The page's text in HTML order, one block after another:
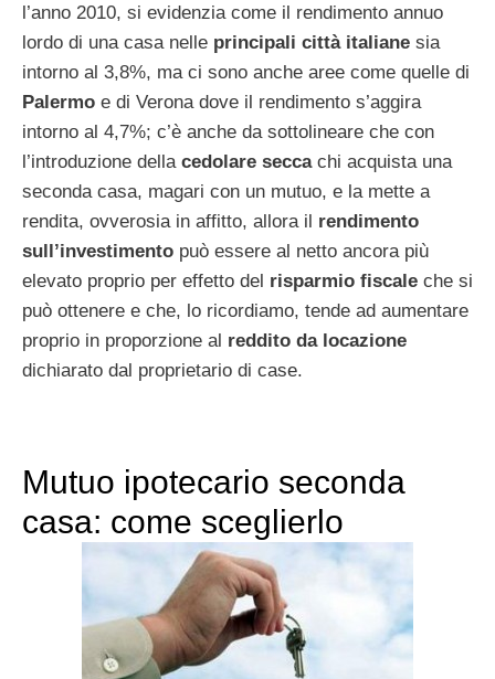
l’anno 2010, si evidenzia come il rendimento annuo
lordo di una casa nelle principali città italiane sia
intorno al 3,8%, ma ci sono anche aree come quelle di
Palermo e di Verona dove il rendimento s’aggira
intorno al 4,7%; c’è anche da sottolineare che con
l’introduzione della cedolare seccachi acquista una
seconda casa, magari con un mutuo, e la mette a
rendita, ovverosia in affitto, allora il rendimento
sull’investimento può essere al netto ancora più
elevato proprio per effetto del risparmio fiscale che si
può ottenere e che, lo ricordiamo, tende ad aumentare
proprio in proporzione al reddito da locazione
dichiarato dal proprietario di case.
Mutuo ipotecario seconda
casa: come sceglierlo